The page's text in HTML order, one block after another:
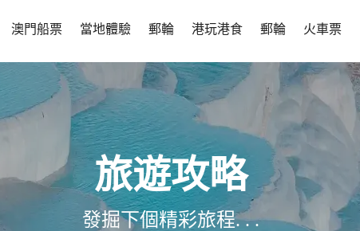
澳門船票 當地體驗 郵輪 港玩港食 郵輪 火車票
旅遊攻略
發掘下個精彩旅程. . .